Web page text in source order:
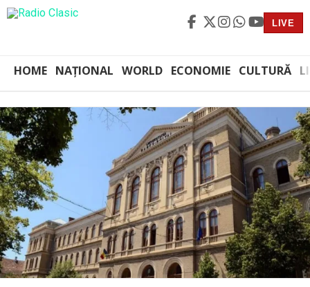
LIVE
HOME NAȚIONAL WORLD ECONOMIE CULTURĂ